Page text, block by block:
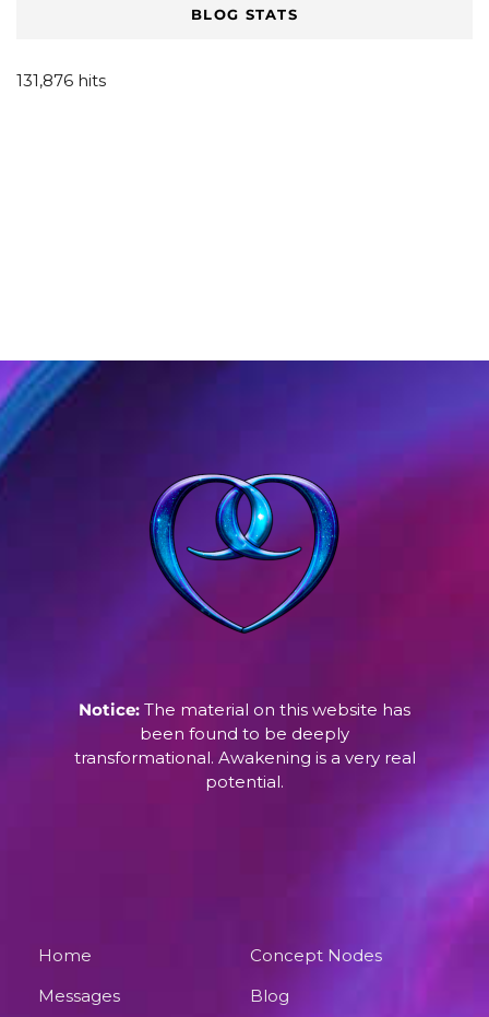
BLOG STATS
131,876 hits
Notice: The material on this website has
been found to be deeply
transformational. Awakening is a very real
potential.
Home
Concept Nodes
Messages
Blog